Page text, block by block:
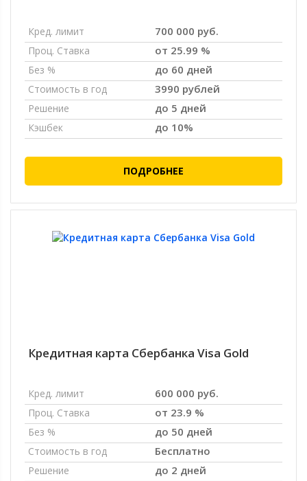
Кред. лимит 700 000 руб.
Проц. Ставка от 25.99 %
Без % до 60 дней
Стоимость в год 3990 рублей
Решение до 5 дней
Кэшбек до 10%
ПОДРОБНЕЕ
Кредитная карта Сбербанка Visa Gold
Кред. лимит 600 000 руб.
Проц. Ставка от 23.9 %
Без % до 50 дней
Стоимость в год Бесплатно
Решение до 2 дней